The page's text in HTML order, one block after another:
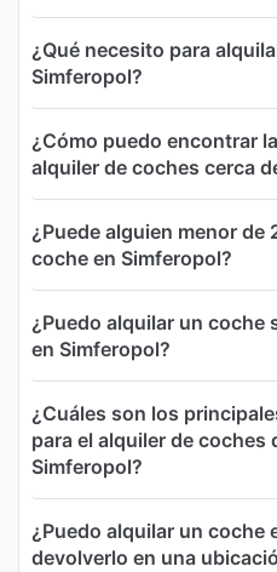
¿Qué necesito para
Simferopol?
¿Cómo puedo encontrar
alquiler de coches cerca
¿Puede alguien menor de
coche en Simferopol?
¿Puedo alquilar un coche
en Simferopol?
¿Cuáles son los
para el alquiler de coches
Simferopol?
¿Puedo alquilar un coche
devolverlo en una